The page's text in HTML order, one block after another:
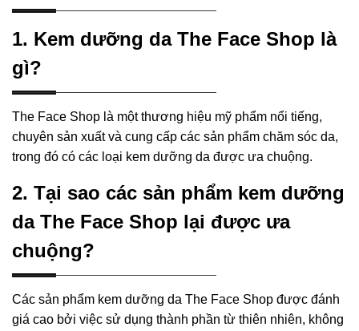
1. Kem dưỡng da The Face Shop là
gì?
The Face Shop là một thương hiệu mỹ phẩm nổi tiếng,
chuyên sản xuất và cung cấp các sản phẩm chăm sóc da,
trong đó có các loại kem dưỡng da được ưa chuộng.
2. Tại sao các sản phẩm kem dưỡng
da The Face Shop lại được ưa
chuộng?
Các sản phẩm kem dưỡng da The Face Shop được đánh
giá cao bởi việc sử dụng thành phần từ thiên nhiên, không